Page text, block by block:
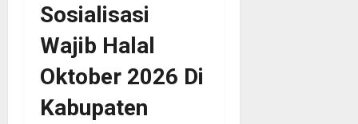
Sosialisasi
Wajib Halal
Oktober 2026 Di
Kabupaten